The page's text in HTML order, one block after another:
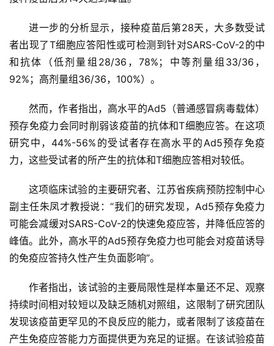
心
血
管
设
心
临
床
研
究
血
管
专
进一步的分析显示，接种疫苗后第28天，大多数受试
者出现了T细胞应答阳性或可检测到针对SARS-CoV-2的中
和抗体（低剂量组28/36，78%；中等剂量组33/36，
92%；高剂量组36/36，100%）。
然而，作者指出，高水平的Ad5（普通感冒病毒载体）
预存免疫力会同时削弱该疫苗的抗体和T细胞应答。在这项
研究中，44%-56%的受试者存在高水平的Ad5预存免疫
力，这些受试者的所产生的抗体和T细胞应答相对较低。
这项临床试验的主要研究者、江苏省疾病预防控制中心
副主任朱凤才教授说：“我们的研究发现，Ad5预存免疫力
可能会减缓对SARS-CoV-2的快速免疫应答，并降低应答的
峰值。此外，高水平的Ad5预存免疫力也可能会对疫苗诱导
的免疫应答持久性产生负面影响”。
作者指出，该试验的主要局限性是样本量还不足、观察
持续时间相对较短以及缺乏随机对照组，这限制了研究团队
发现该疫苗更罕见的不良反应的能力，或者限制了该疫苗在
产生免疫应答能力方面提供更为充足的证据。在该试验疫苗